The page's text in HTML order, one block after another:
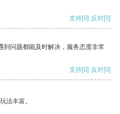
支持[0] 反对[0]
到问题都能及时解决，服务态度非常
支持[0] 反对[0]
法丰富。